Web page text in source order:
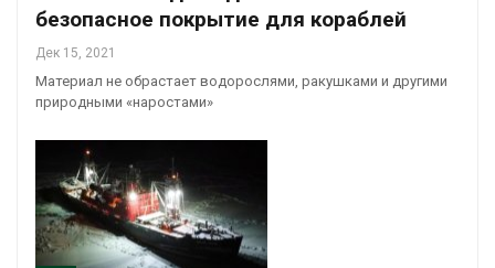
безопасное покрытие для кораблей
Дек 15, 2021
Материал не обрастает водорослями, ракушками и другими
природными «наростами»